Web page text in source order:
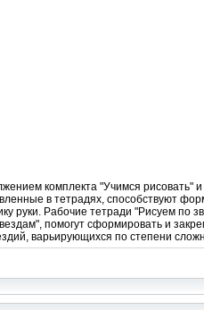
комплекта "Учимся рисовать"
в тетрадях, способствуют
Рабочие тетради "Рисуем по
помогут сформировать и
варьирующихся по степени